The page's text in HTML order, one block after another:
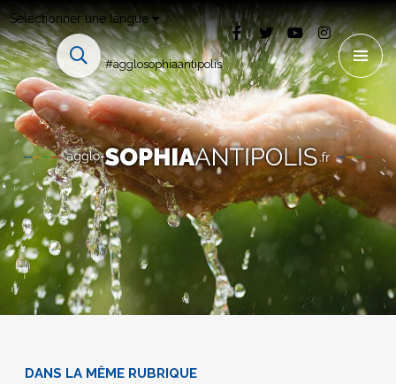
Sélectionner une langue
#agglosophiaantipolis
DANS LA MÊME RUBRIQUE